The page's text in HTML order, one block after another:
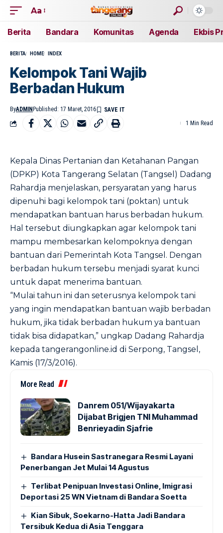
Aa
Berita Bandara Komunitas Agenda Ekbis
BERITA HOME INDEX
Kelompok Tani Wajib
Berbadan Hukum
ByADMIN Published: 17 Maret, 2016
1 Min Read
Kepala Dinas Pertanian dan Ketahanan Pangan
(DPKP) Kota Tangerang Selatan (Tangsel) Dadang
Rahardja menjelaskan, persyaratan yang harus
dipenuhi bagi kelompok tani (poktan) untuk
mendapatkan bantuan harus berbadan hukum.
Hal tersebut diungkapkan agar kelompok tani
mampu membesarkan kelompoknya dengan
bantuan dari Pemerintah Kota Tangsel. Dengan
berbadan hukum tersebu menjadi syarat kunci
untuk dapat menerima bantuan.
“Mulai tahun ini dan seterusnya kelompok tani
yang ingin mendapatkan bantuan wajib berbadan
hukum, jika tidak berbadan hukum ya bantuan
tidak bisa didapatkan,” ungkap Dadang Rahardja
kepada tangerangonline.id di Serpong, Tangsel,
Kamis (17/3/2016).
More Read
Danrem 051/Wijayakarta
Dijabat Brigjen TNI Muhammad
Benrieyadin Sjafrie
Bandara Husein Sastranegara Resmi Layani
Penerbangan Jet Mulai 14 Agustus
Terlibat Penipuan Investasi Online, Imigrasi
Deportasi 25 WN Vietnam di Bandara Soetta
Kian Sibuk, Soekarno-Hatta Jadi Bandara
Tersibuk Kedua di Asia Tenggara